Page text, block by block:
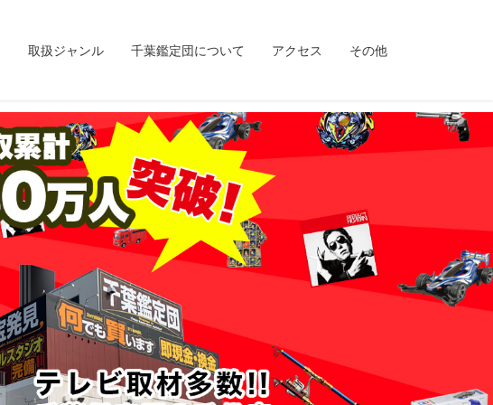
取扱ジャンル 千葉鑑定団について アクセス その他